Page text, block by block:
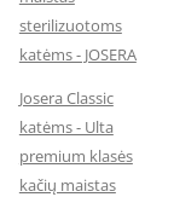
sterilizuotoms
katėms - JOSERA
Josera Classic
katėms - Ulta
premium klasės
kačių maistas